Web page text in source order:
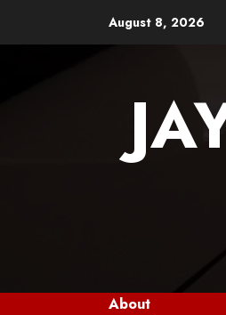
August 8, 2026
About